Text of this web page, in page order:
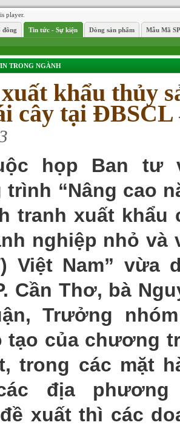
player.
đông Tin tức - Sự kiện Dòng sản phẩm Mẫu Mã SP
TRONG NGÀNH
khẩu thủy
cây tại ĐBSCL
họp Ban tư
“Nâng cao
tranh xuất khẩu
nghiệp nhỏ và
Việt Nam” vừa
Cần Thơ, bà
Trưởng
tạo của chương
trong các mặt
địa phương
xuất thì các